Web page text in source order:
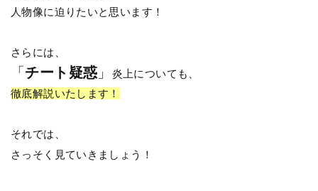
人物像に迫りたいと思います！
さらには、
「 チート疑惑 」
炎上についても、
徹底解説いたします！
それでは、
さっそく見ていきましょう！